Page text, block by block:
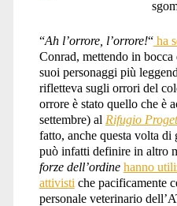
“Ah l’orrore, l’orrore!“ha
Conrad, mettendo in bocca
suoi personaggi più
rifletteva sugli orrori del
orrore è stato quello che è
settembre) al Rifugio
fatto, anche questa volta
può infatti definire in altro
forze dell’ordine hanno
attivisti che pacificamente
personale veterinario